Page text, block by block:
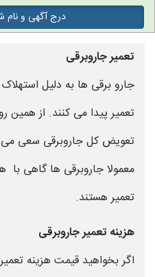
درج آگهی و نام
تعمیر جاروبرقی
جارو برقی ها به دلیل
تعمیر پیدا می کنند. از همین
تعویض کل جاروبرقی سعی می
معمولا جاروبرقی ها گاهی با
تعمیر هستند.
هزینه تعمیر جاروبرقی
اگر بخواهید قیمت هزینه تعمیر